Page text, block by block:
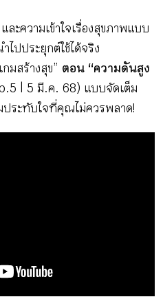
ะความเข้าใจเรื่องสุขภาพแบบ
ปประยุกต์ใช้ได้จริง
มสร้างสุข” ตอน “ความดันสูง
| 5 มี.ค. 68) แบบจัดเต็ม
ระทับใจที่คุณไม่ควรพลาด!